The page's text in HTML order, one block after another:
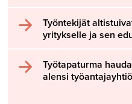
Työntekijät
yritykselle ja sen
Työtapaturma
alensi